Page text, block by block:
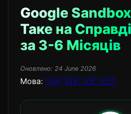
Google
Таке на
за 3-6 Місяців
Оновлено: 24 June 2026
Мова: 🇺🇦 🇬🇧 🇩🇪 🇪🇸